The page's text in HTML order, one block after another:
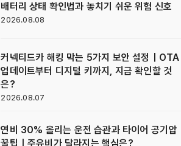
배터리 상태 확인법과 놓치기 쉬운 위험 신호
2026.08.08
커넥티드카 해킹 막는 5가지 보안 설정｜OTA
업데이트부터 디지털 키까지, 지금 확인할 것
은?
2026.08.07
연비 30% 올리는 운전 습관과 타이어 공기압
꿀팁｜주유비가 달라지는 핵심은?